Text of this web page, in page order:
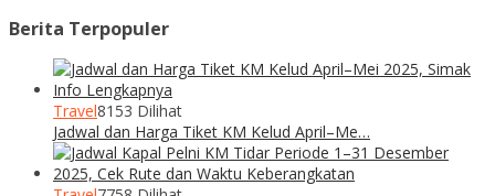
Berita Terpopuler
Travel8153 Dilihat
Jadwal dan Harga Tiket KM Kelud April–Me…